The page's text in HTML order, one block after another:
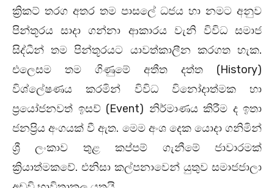
ක්‍රිකට් තරග අතර තම පාසලේ ධජය හා නමට අනුව
පින්තූරය සාදා ගන්නා ආකාරය වැනි විවිධ සමාජ
සිද්ධීන් තම පින්තූරයට යාවත්කාලීන කරගත හැක.
එලෙසම තම ගිණුමේ අතීත දත්ත (History)
විශ්ලේෂණය කරමින් විවිධ විනෝදාත්මක හා
ප්‍රයෝජනවත් ඉසව් (Event) නිර්මාණය කිරීම ද ඉතා
ජනප්‍රිය අංගයක් වී ඇත. මෙම අංශ දෙක යොදා ගනිමින්
ශ්‍රී ලංකාව තුළ කප්පම් ගැනීමේ ජාවාරමක්
ක්‍රියාත්මකවේ. එනිසා කල්පනාවෙන් යුතුව සමාජජාලා